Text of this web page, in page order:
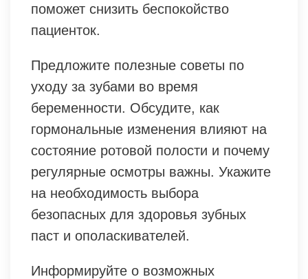
поможет снизить беспокойство
пациенток.
Предложите полезные советы по
уходу за зубами во время
беременности. Обсудите, как
гормональные изменения влияют на
состояние ротовой полости и почему
регулярные осмотры важны. Укажите
на необходимость выбора
безопасных для здоровья зубных
паст и ополаскивателей.
Информируйте о возможных